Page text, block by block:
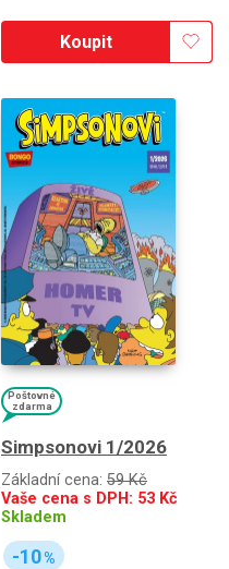
Koupit
Poštovné
zdarma
Simpsonovi 1/2026
Základní cena: 59 Kč
Vaše cena s DPH: 53 Kč
Skladem
-10%